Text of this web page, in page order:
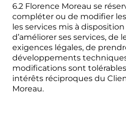
6.2 Florence Moreau se
compléter ou de modifier
les services mis à
d’améliorer ses services, de
exigences légales, de
développements
modifications sont
intérêts réciproques du
Moreau.